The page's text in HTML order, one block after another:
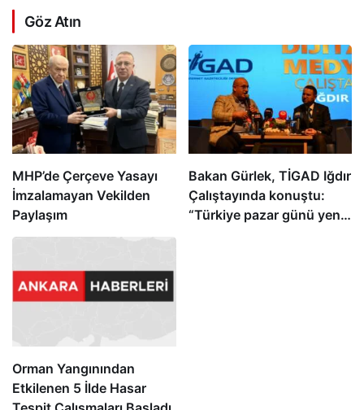
Göz Atın
MHP’de Çerçeve Yasayı
İmzalamayan Vekilden
Paylaşım
Bakan Gürlek, TİGAD Iğdır
Çalıştayında konuştu:
“Türkiye pazar günü yeni
Orman Yangınından
Etkilenen 5 İlde Hasar